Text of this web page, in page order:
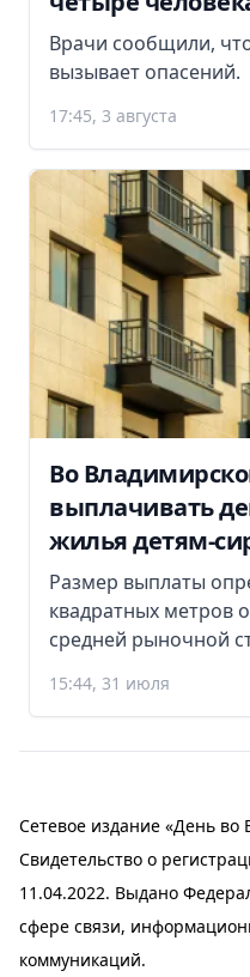
Врачи сообщили,
вызывает опасений.
17:45, 3 августа
Во
выплачивать
жилья детям-
Размер выплаты
квадратных
средней рыночной
15:44, 31 июля
Сетевое издание «День во
Свидетельство о
11.04.2022. Выдано
сфере связи,
коммуникаций.